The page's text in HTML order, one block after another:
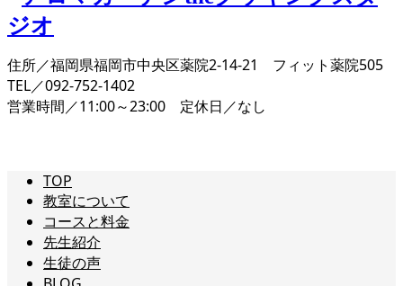
住所／福岡県福岡市中央区薬院2-14-21 フィット薬院505
TEL／092-752-1402
営業時間／11:00～23:00 定休日／なし
TOP
教室について
コースと料金
先生紹介
生徒の声